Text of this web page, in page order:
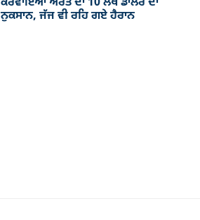
ਨੁਕਸਾਨ, ਜੱਜ ਵੀ ਰਹਿ ਗਏ ਹੈਰਾਨ